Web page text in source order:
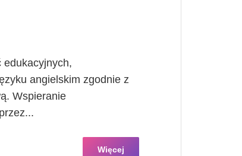
edukacyjnych,
angielskim zgodnie z
Wspieranie
Więcej